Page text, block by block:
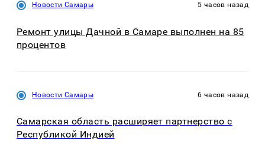
Новости Самары 5 часов назад
Ремонт улицы Дачной в Самаре выполнен на 85
процентов
Новости Самары 6 часов назад
Самарская область расширяет партнерство с
Республикой Индией